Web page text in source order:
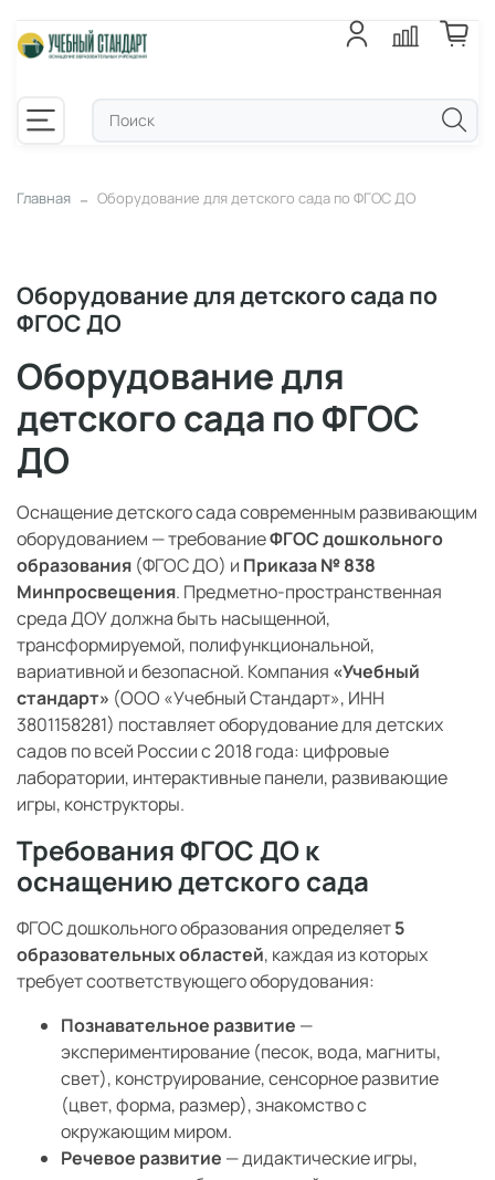
Главная Оборудование для детского сада по ФГОС ДО
Оборудование для детского сада по
ФГОС ДО
Оборудование для
детского сада по ФГОС
ДО
Оснащение детского сада современным развивающим
оборудованием — требованиеФГОС дошкольного
образования (ФГОС ДО) и Приказа № 838
Минпросвещения. Предметно-пространственная
среда ДОУ должна быть насыщенной,
трансформируемой, полифункциональной,
вариативной и безопасной. Компания «Учебный
стандарт» (ООО «Учебный Стандарт», ИНН
3801158281) поставляет оборудование для детских
садов по всей России с 2018 года: цифровые
лаборатории, интерактивные панели, развивающие
игры, конструкторы.
Требования ФГОС ДО к
оснащению детского сада
ФГОС дошкольного образования определяет5
образовательных областей, каждая из которых
требует соответствующего оборудования:
Познавательное развитие —
экспериментирование (песок, вода, магниты,
свет), конструирование, сенсорное развитие
(цвет, форма, размер), знакомство с
окружающим миром.
Речевое развитие — дидактические игры,